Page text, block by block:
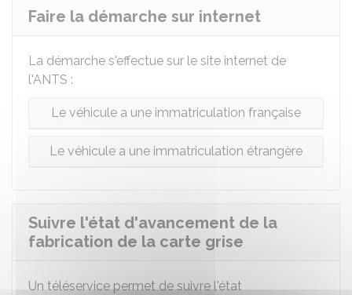
Faire la démarche sur internet
La démarche s'effectue sur le site internet de
l'ANTS :
Le véhicule a une immatriculation française
Le véhicule a une immatriculation étrangère
Suivre l'état d'avancement de la
fabrication de la carte grise
Un téléservice permet de suivre l'état